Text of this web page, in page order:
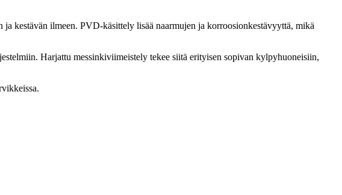
kestävän ilmeen. PVD-käsittely lisää naarmujen ja korroosionkestävyyttä, mikä
Harjattu messinkiviimeistely tekee siitä erityisen sopivan kylpyhuoneisiin,